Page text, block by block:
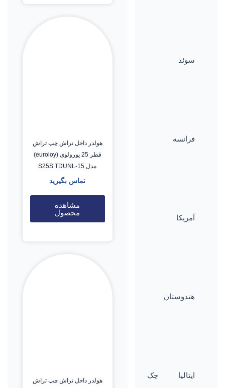
سوئد
فرانسه
آمریکا
هندوستان
ایتالیا چک
هولدر داخل تراش چپ تراش
قطر 25 یورولوی (euroloy)
مدل S25S TDUNL-15
تماس بگیرید
مشاهده
محصول
هولدر داخل تراش چپ تراش